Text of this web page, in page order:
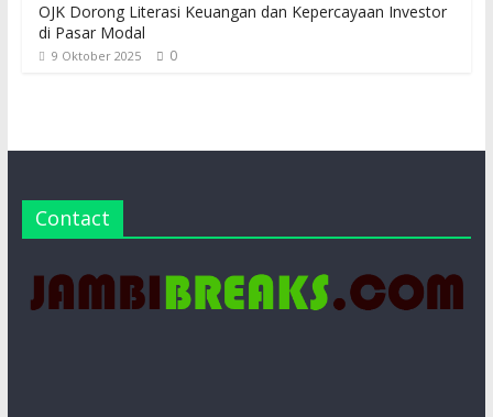
OJK Dorong Literasi Keuangan dan Kepercayaan Investor
di Pasar Modal
9 Oktober 2025 0
Contact